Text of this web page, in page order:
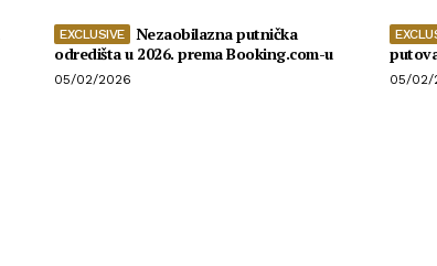
Nezaobilazna putnička
odredišta u 2026. prema Booking.com-u
05/02/2026 05/02/